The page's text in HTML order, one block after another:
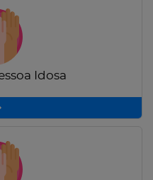
Idosa